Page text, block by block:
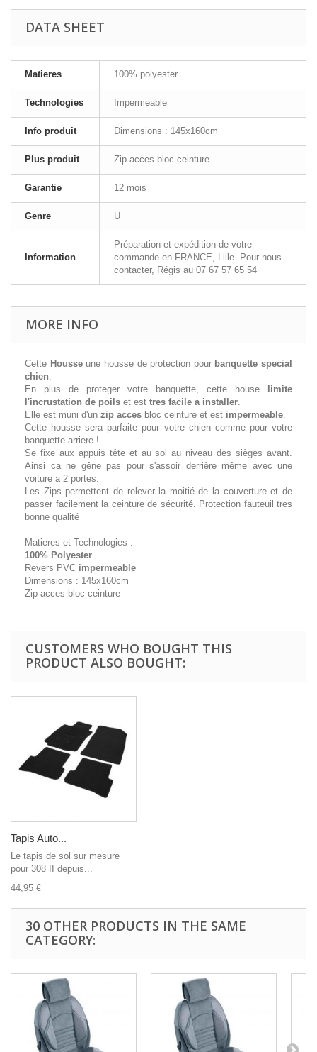
DATA SHEET
Matieres 100% polyester
Technologies Impermeable
Info produit Dimensions : 145x160cm
Plus produit Zip acces bloc ceinture
Garantie 12 mois
Genre U
Information
Préparation et expédition de votre
commande en FRANCE, Lille. Pour nous
contacter, Régis au 07 67 57 65 54
MORE INFO
Cette Housse une housse de protection pour banquette special
chien.
En plus de proteger votre banquette, cette house
limite
l'incrustation de poils et est tres facile a installer.
Elle est muni d'un zip acces bloc ceinture et est impermeable.
Cette housse sera parfaite pour votre chien comme pour votre
banquette arriere !
Se fixe aux appuis tête et au sol au niveau des sièges avant.
Ainsi ca ne gêne pas pour s'assoir derrière même avec une
voiture a 2 portes.
Les Zips permettent de relever la moitié de la couverture et de
passer facilement la ceinture de sécurité. Protection fauteuil tres
bonne qualité
Matieres et Technologies :
100% Polyester
Revers PVC impermeable
Dimensions : 145x160cm
Zip acces bloc ceinture
CUSTOMERS WHO BOUGHT THIS
PRODUCT ALSO BOUGHT:
Tapis Auto...
Le tapis de sol sur mesure
pour 308 II depuis...
44,95 €
30 OTHER PRODUCTS IN THE SAME
CATEGORY: